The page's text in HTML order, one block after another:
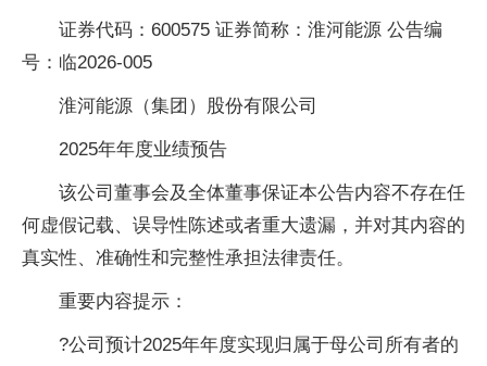
证券代码：600575 证券简称：淮河能源 公告编
号：临2026-005
淮河能源（集团）股份有限公司
2025年年度业绩预告
该公司董事会及全体董事保证本公告内容不存在任
何虚假记载、误导性陈述或者重大遗漏，并对其内容的
真实性、准确性和完整性承担法律责任。
重要内容提示：
?公司预计2025年年度实现归属于母公司所有者的